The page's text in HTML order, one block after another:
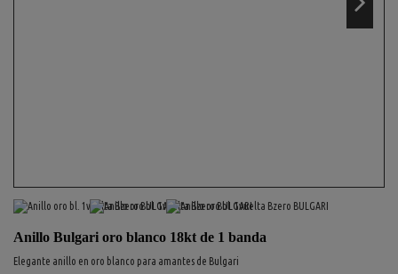
Anillo Bulgari oro blanco 18kt de 1 banda
Elegante anillo en oro blanco para amantes de Bulgari